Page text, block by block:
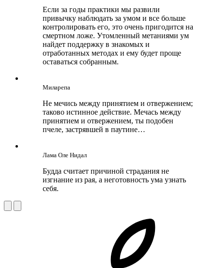
Если за годы практики мы развили
привычку наблюдать за умом и все больше
контролировать его, это очень пригодится на
смертном ложе. Утомленный метаниями ум
найдет поддержку в знакомых и
отработанных методах и ему будет проще
оставаться собранным.
Миларепа
Не мечись между принятием и отвержением;
таково истинное действие. Мечась между
принятием и отвержением, ты подобен
пчеле, застрявшей в паутине…
Лама Оле Нидал
Будда считает причиной страдания не
изгнание из рая, а неготовность ума узнать
себя.